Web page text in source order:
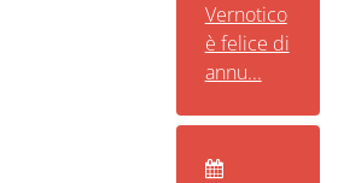
Vernotico
è felice di
annu...